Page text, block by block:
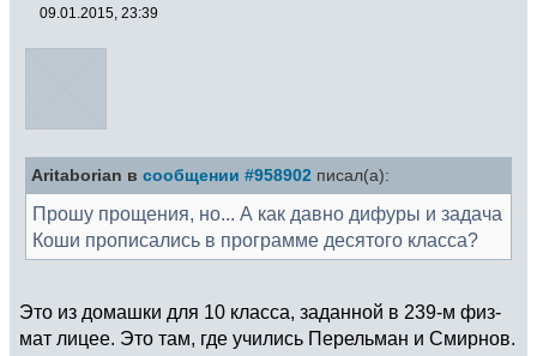
09.01.2015, 23:39
Aritaborian в сообщении #958902 писал(а):
Прошу прощения, но... А как давно дифуры и задача
Коши прописались в программе десятого класса?
Это из домашки для 10 класса, заданной в 239-м физ-
мат лицее. Это там, где учились Перельман и Смирнов.